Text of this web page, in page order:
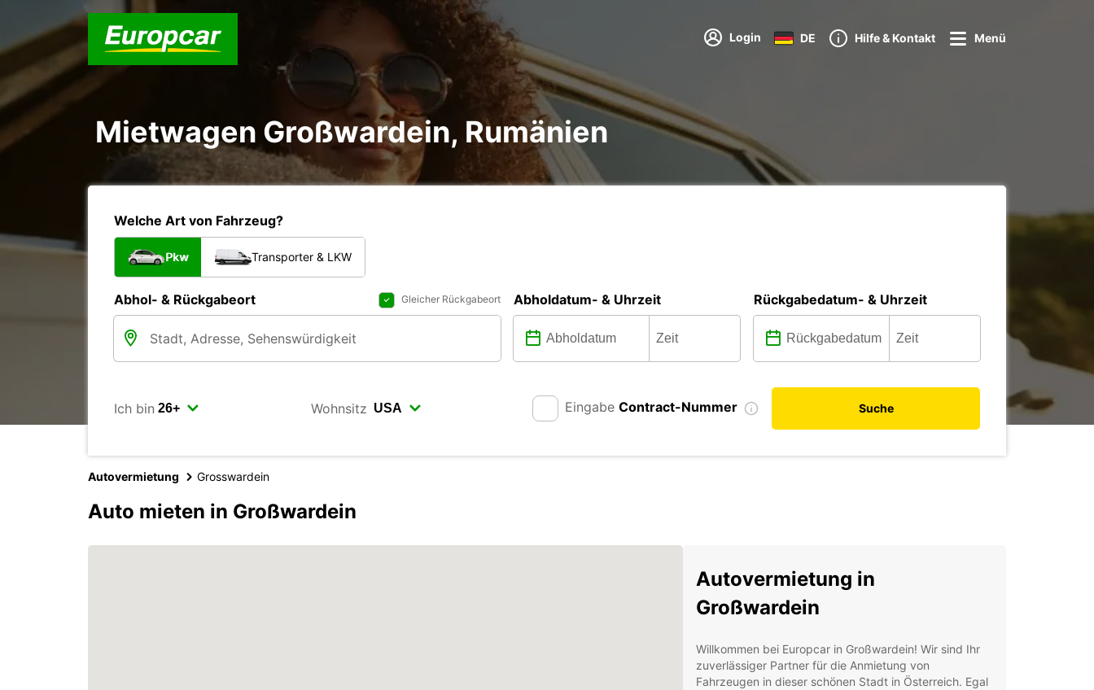
Login DE Hilfe & Kontakt Menü
Mietwagen Großwardein, Rumänien
Welche Art von Fahrzeug?
Pkw Transporter & LKW
Abhol- & Rückgabeort Gleicher Rückgabeort Abholdatum- & Uhrzeit Rückgabedatum- & Uhrzeit
Ich bin Wohnsitz Eingabe Contract-Nummer Suche
Autovermietung Grosswardein
Auto mieten in Großwardein
Autovermietung in
Großwardein
Willkommen bei Europcar in Großwardein! Wir sind Ihr
zuverlässiger Partner für die Anmietung von
Fahrzeugen in dieser schönen Stadt in Österreich. Egal